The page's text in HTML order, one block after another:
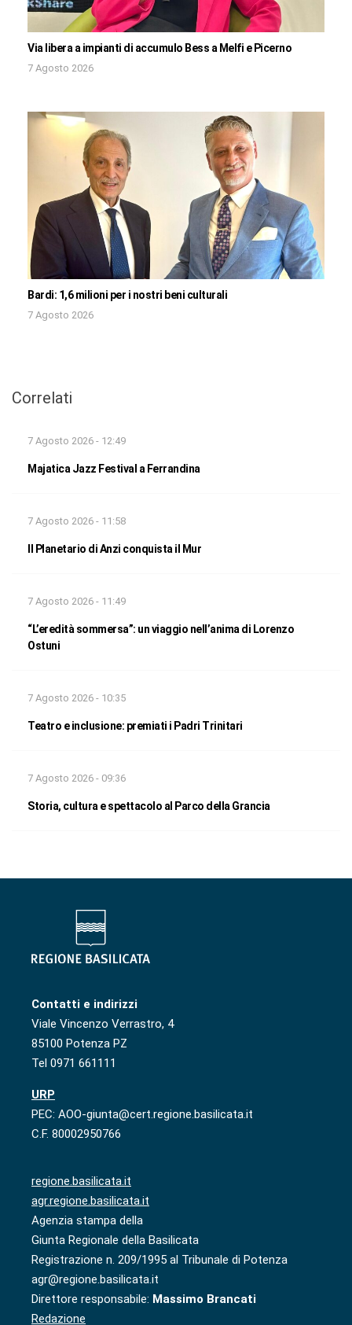
Via libera a impianti di accumulo Bess a Melfi e Picerno
7 Agosto 2026
Bardi: 1,6 milioni per i nostri beni culturali
7 Agosto 2026
Correlati
7 Agosto 2026 - 12:49
Majatica Jazz Festival a Ferrandina
7 Agosto 2026 - 11:58
Il Planetario di Anzi conquista il Mur
7 Agosto 2026 - 11:49
“L’eredità sommersa”: un viaggio nell’anima di Lorenzo
Ostuni
7 Agosto 2026 - 10:35
Teatro e inclusione: premiati i Padri Trinitari
7 Agosto 2026 - 09:36
Storia, cultura e spettacolo al Parco della Grancia
Contatti e indirizzi
Viale Vincenzo Verrastro, 4
85100 Potenza PZ
Tel 0971 661111
URP
PEC: AOO-giunta@cert.regione.basilicata.it
C.F. 80002950766
regione.basilicata.it
agr.regione.basilicata.it
Agenzia stampa della
Giunta Regionale della Basilicata
Registrazione n. 209/1995 al Tribunale di Potenza
agr@regione.basilicata.it
Direttore responsabile: Massimo Brancati
Redazione